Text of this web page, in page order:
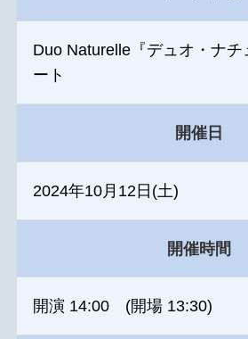
Duo Naturelle『デュオ・ナチ
ート
開催日
2024年10月12日(土)
開催時間
開演 14:00 (開場 13:30)